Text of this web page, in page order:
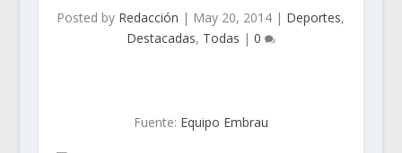
Posted by Redacción | May 20, 2014 | Deportes,
Destacadas, Todas | 0
Fuente: Equipo Embrau